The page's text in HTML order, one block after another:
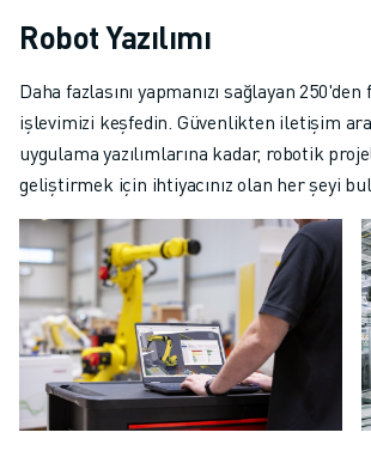
Robot Yazılımı
Daha fazlasını yapmanızı sağlayan 250'den
işlevimizi keşfedin. Güvenlikten iletişim
uygulama yazılımlarına kadar, robotik
geliştirmek için ihtiyacınız olan her şeyi